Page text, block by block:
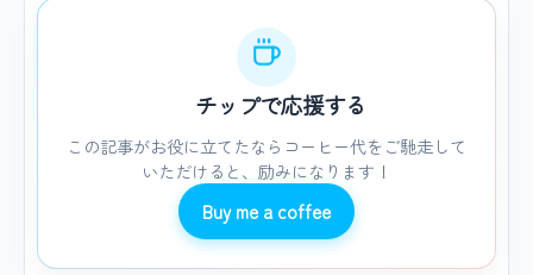
チップで応援する
この記事がお役に立てたならコーヒー代をご馳走して
いただけると、励みになります！
Buy me a coffee